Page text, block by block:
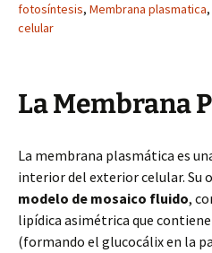
fotosíntesis, Membrana plasmatica,
celular
La Membrana
La membrana plasmática es
interior del exterior celular. Su
modelo de mosaico fluido,
lipídica asimétrica que
(formando el glucocálix en la